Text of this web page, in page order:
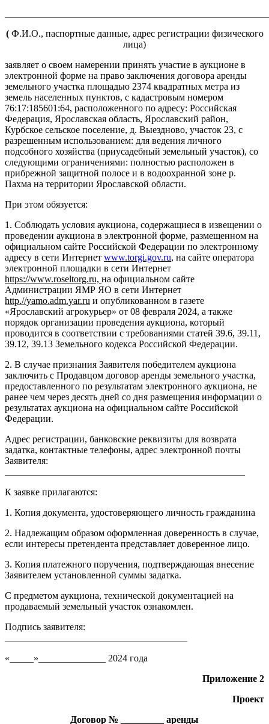
(Ф.И.О., паспортные данные, адрес регистрации физического
лица)
заявляет о своем намерении принять участие в аукционе в
электронной форме на право заключения договора аренды
земельного участка площадью 2374 квадратных метра из
земель населенных пунктов, с кадастровым номером
76:17:185601:64, расположенного по адресу: Российская
Федерация, Ярославская область, Ярославский район,
Курбское сельское поселение, д. Выездново, участок 23, с
разрешенным использованием: для ведения личного
подсобного хозяйства (приусадебный земельный участок), со
следующими ограничениями: полностью расположен в
прибрежной защитной полосе и в водоохранной зоне р.
Пахма на территории Ярославской области.
При этом обязуется:
1. Соблюдать условия аукциона, содержащиеся в извещении о
проведении аукциона в электронной форме, размещенном на
официальном сайте Российской Федерации по электронному
адресу в сети Интернет www.torgi.gov.ru, на сайте оператора
электронной площадки в сети Интернет
https://www.roseltorg.ru, на официальном сайте
Администрации ЯМР ЯО в сети Интернет
http.//yamo.adm.yar.ru и опубликованном в газете
«Ярославский агрокурьер» от 08 февраля 2024, а также
порядок организации проведения аукциона, который
проводится в соответствии с требованиями статей 39.6, 39.11,
39.12, 39.13 Земельного кодекса Российской Федерации.
2. В случае признания Заявителя победителем аукциона
заключить с Продавцом договор аренды земельного участка,
предоставленного по результатам электронного аукциона, не
ранее чем через десять дней со дня размещения информации о
результатах аукциона на официальном сайте Российской
Федерации.
Адрес регистрации, банковские реквизиты для возврата
задатка, контактные телефоны, адрес электронной почты
Заявителя:
К заявке прилагаются:
1. Копия документа, удостоверяющего личность гражданина
2. Надлежащим образом оформленная доверенность в случае,
если интересы претендента представляет доверенное лицо.
3. Копия платежного поручения, подтверждающая внесение
Заявителем установленной суммы задатка.
С предметом аукциона, технической документацией на
продаваемый земельный участок ознакомлен.
Подпись заявителя:
«_____»______________ 2024 года
Приложение 2
Проект
Договор № _________ аренды